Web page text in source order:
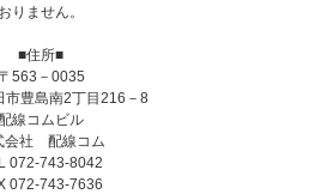
おりません。
■住所■
563－0035
市豊島南2丁目216－8
線コムビル
会社 配線コム
072-743-8042
072-743-7636